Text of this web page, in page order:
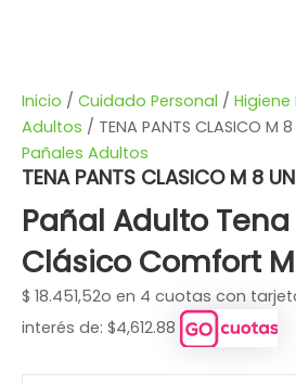
Inicio / Cuidado Personal / Higiene
Adultos / TENA PANTS CLASICO M 8
Pañales Adultos
TENA PANTS CLASICO M 8
Pañal Adulto
Clásico Comfort M
$ 18.451,52o en 4 cuotas con tarjeta
interés de: $4,612.88